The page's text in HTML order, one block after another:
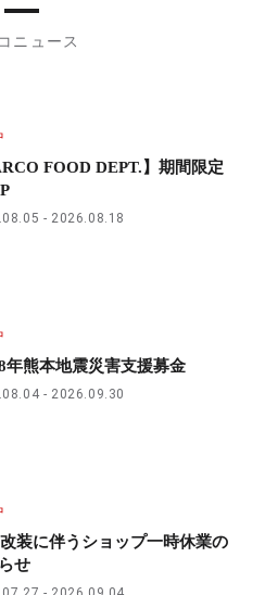
ニュース
FOOD DEPT.】期間限定
2026.08.18
年熊本地震災害支援募金
2026.09.30
装に伴うショップ一時休業の
せ